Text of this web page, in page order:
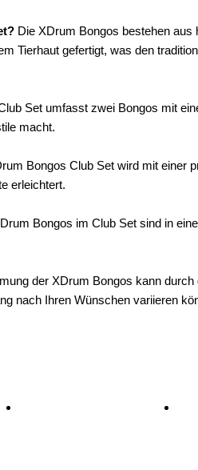
Die XDrum Bongos bestehen
Tierhaut gefertigt, was den
Set umfasst zwei Bongos mit
macht.
Bongos Club Set wird mit einer
erleichtert.
Bongos im Club Set sind in
der XDrum Bongos kann
nach Ihren Wünschen variieren